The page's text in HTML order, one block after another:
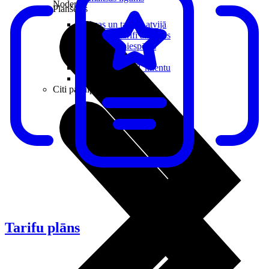
Noderīgi
Maksas un tarifi Latvijā
Maksas un tarifi ārzemēs
LMT Kartes iespējas
Kur nopirkt
Kā kļūt par LMT klientu
Citi pakalpojumi
Planšetes
Tarifu plāns